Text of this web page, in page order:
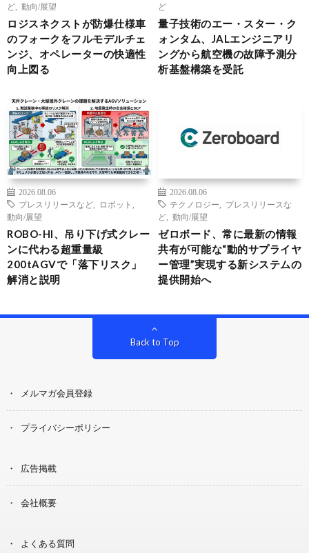
ど
動向/展望
ロジスネクストが防爆仕様車
のフォークをフルモデルチェ
ンジ、オペレーターの快適性
向上図る
ど
量子技術のエー・スター・ク
ォンタム、JALエンジニアリ
ングから航空機の故障予測分
析基盤構築を受託
2026.08.06
プレスリリースなど
ロボット
動向/展望
ROBO-HI、吊り下げ式クレー
ンに代わる超重量級
200tAGVで「落下リスク」
解消と説明
2026.08.06
テクノロジー
プレスリリースな
ど
動向/展望
ゼロボード、常に最新の情報
共有が可能な“動的サプライヤ
ー管理”実現する新システムの
提供開始へ
Back to Top
メルマガ会員登録
プライバシーポリシー
広告掲載
会社概要
よくある質問